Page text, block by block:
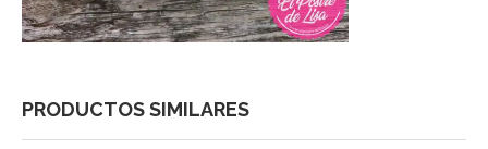
PRODUCTOS SIMILARES